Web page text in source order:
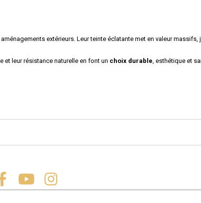
extérieurs. Leur teinte éclatante met en valeur
et leur résistance naturelle en font un choix durable, esthétique et